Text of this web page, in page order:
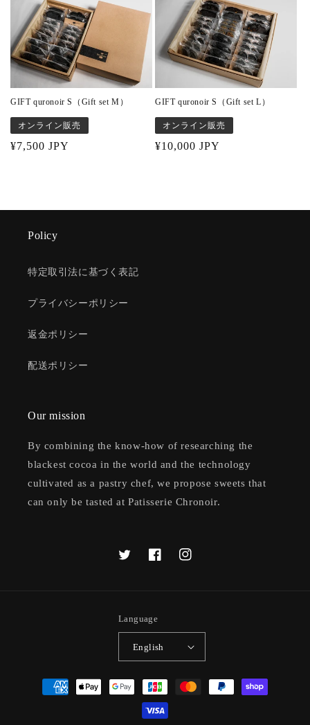
GIFT quronoir S（Gift set M）
オンライン販売
Regular
¥7,500 JPY
GIFT quronoir S（Gift set L）
オンライン販売
Regular
¥10,000 JPY
Policy
特定取引法に基づく表記
プライバシーポリシー
返金ポリシー
配送ポリシー
Our mission
By combining the know-how of researching the
blackest cocoa in the world and the technology
cultivated as a pastry chef, we propose sweets that
can only be tasted at Patisserie Chronoir.
TwitterFacebookInstagram
Language
English
Payment
methods